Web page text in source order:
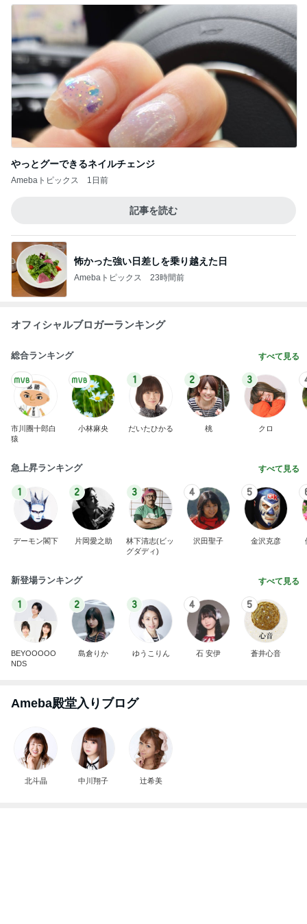
やっとグーできるネイルチェンジ
Amebaトピックス 1日前
記事を読む
怖かった強い日差しを乗り越えた日
Amebaトピックス 23時間前
オフィシャルブロガーランキング
総合ランキング すべて見る
市川團十郎白
猿
小林麻央
1
だいたひかる
2
桃
3
クロ
急上昇ランキング すべて見る
1
デーモン閣下
2
片岡愛之助
3
林下清志(ビッ
グダディ)
4
沢田聖子
5
金沢克彦
新登場ランキング すべて見る
1
BEYOOOOO
NDS
2
島倉りか
3
ゆうこりん
4
石 安伊
5
蒼井心音
Ameba殿堂入りブログ
北斗晶 中川翔子 辻希美